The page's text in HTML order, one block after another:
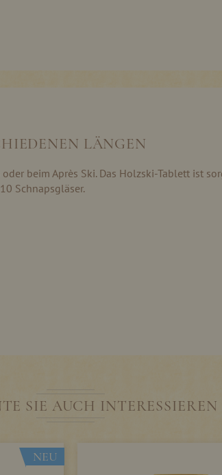
LÄNGEN
beim Après Ski. Das Holzski-Tablett ist
Schnapsgläser.
SIE AUCH INTERESSIEREN
NEU